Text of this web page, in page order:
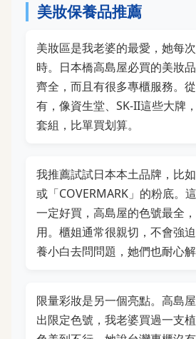
美妝保養品推薦
美妝區是我老婆的最愛，她每
時。日本橋高島屋必買的美妝
齊全，而且有很多專櫃服務。
有，像資生堂、SK-II這些大牌
套組，比單買划算。
我推薦試試日本本土品牌，比
或「COVERMARK」的粉底。
一定好買，高島屋的色號最全
用。櫃姐通常很親切，不會強
養小白去問問題，她們也耐心解
限量彩妝是另一個亮點。高島
出限定色號，我老婆買過一支